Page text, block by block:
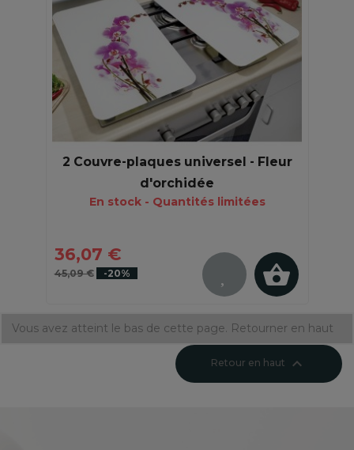
2 Couvre-plaques universel - Fleur
d'orchidée
En stock - Quantités limitées
36,07 €
45,09 € -20%
Vous avez atteint le bas de cette page. Retourner en haut
Retour en haut 